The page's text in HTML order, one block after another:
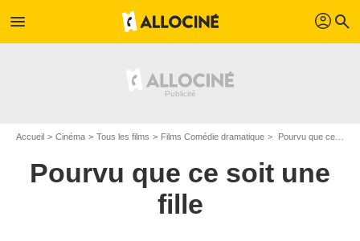
menu profil search
Accueil Cinéma Tous les films Films Comédie dramatique Pourvu que ce soit une fille de Mario Monicelli
Pourvu que ce soit une
fille